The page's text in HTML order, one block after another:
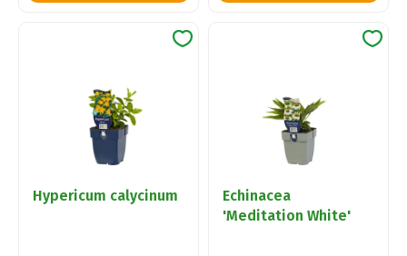
Hypericum calycinum
Echinacea
'Meditation White'